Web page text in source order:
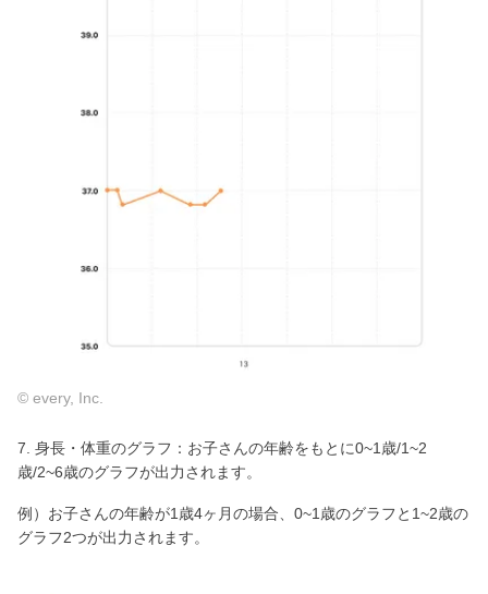
© every, Inc.
7. 身長・体重のグラフ：お子さんの年齢をもとに0~1歳/1~2
歳/2~6歳のグラフが出力されます。
例）お子さんの年齢が1歳4ヶ月の場合、0~1歳のグラフと1~2歳の
グラフ2つが出力されます。